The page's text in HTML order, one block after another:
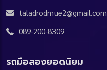
taladrodmue2@gmail.com
089-200-8309
รถมือสองยอดนิยม